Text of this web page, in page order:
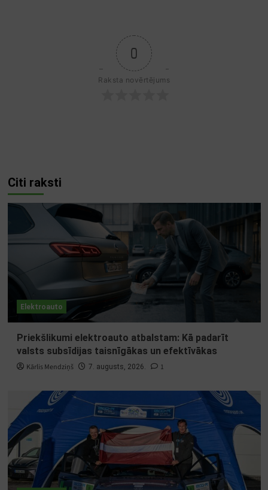
0
Raksta novērtējums
Citi raksti
Elektroauto
Priekšlikumi elektroauto atbalstam: Kā padarīt
valsts subsīdijas taisnīgākas un efektīvākas
Kārlis Mendziņš 7. augusts, 2026. 1